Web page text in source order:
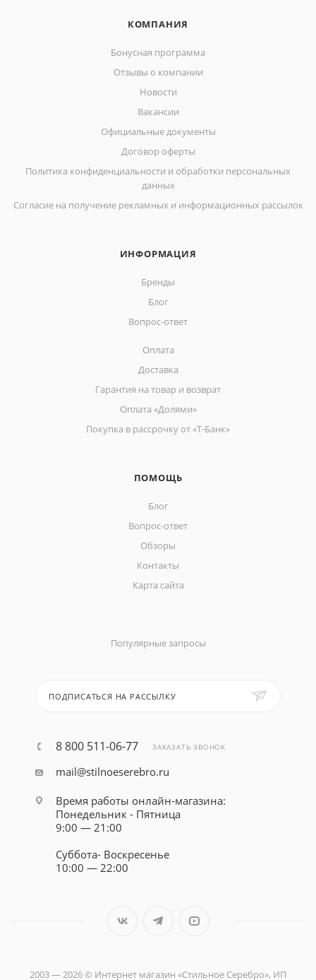
КОМПАНИЯ
Бонусная программа
Отзывы о компании
Новости
Вакансии
Официальные документы
Договор оферты
Политика конфиденциальности и обработки персональных
данных
Согласие на получение рекламных и информационных рассылок
ИНФОРМАЦИЯ
Бренды
Блог
Вопрос-ответ
Оплата
Доставка
Гарантия на товар и возврат
Оплата «Долями»
Покупка в рассрочку от «Т-Банк»
ПОМОЩЬ
Блог
Вопрос-ответ
Обзоры
Контакты
Карта сайта
Популярные запросы
ПОДПИСАТЬСЯ НА РАССЫЛКУ
8 800 511-06-77 ЗАКАЗАТЬ ЗВОНОК
mail@stilnoeserebro.ru
Время работы онлайн-магазина:
Понедельник - Пятница
9:00 — 21:00
Суббота- Воскресенье
10:00 — 22:00
2003 — 2026 © Интернет магазин «Стильное Серебро», ИП